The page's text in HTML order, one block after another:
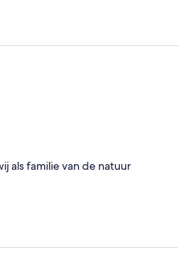
dit te weinig geweest. Het
als familie van de natuur